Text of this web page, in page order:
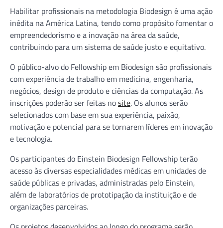
Habilitar profissionais na metodologia Biodesign é uma ação
inédita na América Latina, tendo como propósito fomentar o
empreendedorismo e a inovação na área da saúde,
contribuindo para um sistema de saúde justo e equitativo.
O público-alvo do Fellowship em Biodesign são profissionais
com experiência de trabalho em medicina, engenharia,
negócios, design de produto e ciências da computação. As
inscrições poderão ser feitas nosite. Os alunos serão
selecionados com base em sua experiência, paixão,
motivação e potencial para se tornarem líderes em inovação
e tecnologia.
Os participantes do Einstein Biodesign Fellowship terão
acesso às diversas especialidades médicas em unidades de
saúde públicas e privadas, administradas pelo Einstein,
além de laboratórios de prototipação da instituição e de
organizações parceiras.